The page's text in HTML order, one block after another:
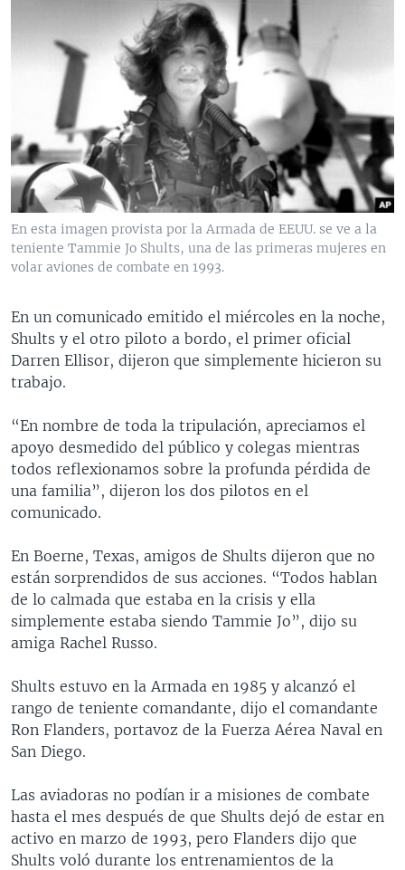
En esta imagen provista por la Armada de EEUU. se ve a la
teniente Tammie Jo Shults, una de las primeras mujeres en
volar aviones de combate en 1993.
En un comunicado emitido el miércoles en la noche,
Shults y el otro piloto a bordo, el primer oficial
Darren Ellisor, dijeron que simplemente hicieron su
trabajo.
“En nombre de toda la tripulación, apreciamos el
apoyo desmedido del público y colegas mientras
todos reflexionamos sobre la profunda pérdida de
una familia”, dijeron los dos pilotos en el
comunicado.
En Boerne, Texas, amigos de Shults dijeron que no
están sorprendidos de sus acciones. “Todos hablan
de lo calmada que estaba en la crisis y ella
simplemente estaba siendo Tammie Jo”, dijo su
amiga Rachel Russo.
Shults estuvo en la Armada en 1985 y alcanzó el
rango de teniente comandante, dijo el comandante
Ron Flanders, portavoz de la Fuerza Aérea Naval en
San Diego.
Las aviadoras no podían ir a misiones de combate
hasta el mes después de que Shults dejó de estar en
activo en marzo de 1993, pero Flanders dijo que
Shults voló durante los entrenamientos de la